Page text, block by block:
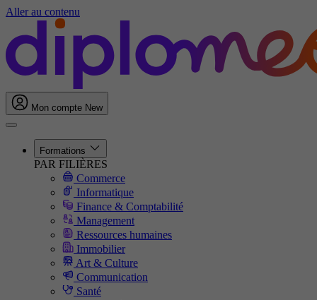
Aller au contenu
Mon compte New
Formations
PAR FILIÈRES
Commerce
Informatique
Finance & Comptabilité
Management
Ressources humaines
Immobilier
Art & Culture
Communication
Santé